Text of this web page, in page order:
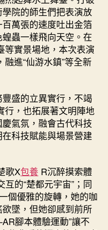
院的師生們把表演放
萬張的速度吐出金箔
蟲一樣飛向天空。在
等實景場地，本次表演
進“仙游水鎮”等全新
盛的立異實行，不竭
行，也拓展著文明陣地
氣氛，融會古代科技
科技賦能與場景營建
歌X包養 R沉醉摸索體
的“楚都元宇宙”；同
個優雅的旋轉，她的咖
墜，但她卻感到前所
腳本體驗運動”讓不